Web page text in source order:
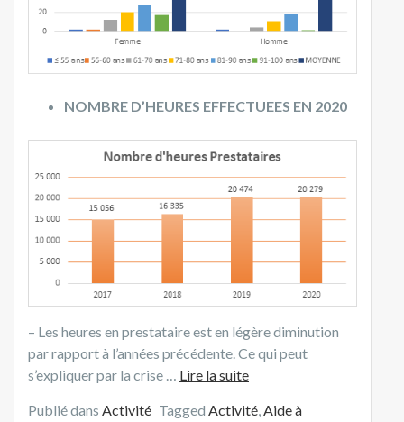
NOMBRE D’HEURES EFFECTUEES EN 2020
– Les heures en prestataire est en légère diminution
par rapport à l’années précédente. Ce qui peut
s’expliquer par la crise … Lire la suite
Publié dans Activité Tagged Activité,Aide à